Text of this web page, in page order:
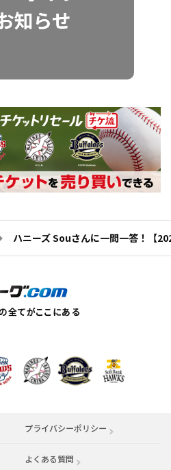
ハニーズ Souさんに一問一答！【
プライバシーポリシー
よくある質問